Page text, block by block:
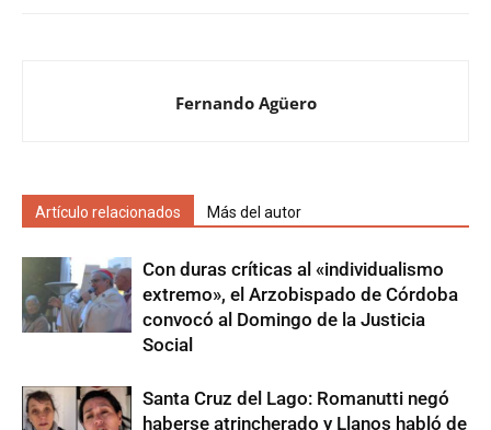
Fernando Agüero
Artículo relacionados Más del autor
Con duras críticas al «individualismo
extremo», el Arzobispado de Córdoba
convocó al Domingo de la Justicia
Social
Santa Cruz del Lago: Romanutti negó
haberse atrincherado y Llanos habló de